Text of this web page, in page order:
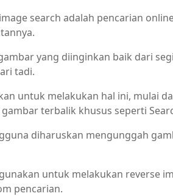
search adalah pencarian
yang diinginkan baik dari
tadi.
untuk melakukan hal ini, mulai
terbalik khusus seperti
diharuskan mengunggah
untuk melakukan reverse
pencarian.